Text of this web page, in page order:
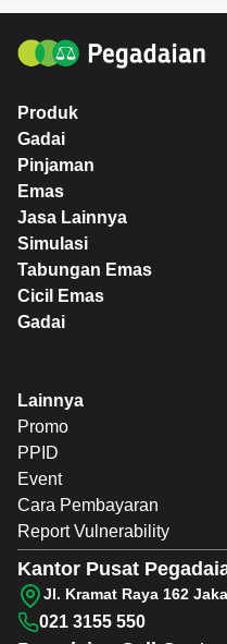
Produk
Gadai
Pinjaman
Emas
Jasa Lainnya
Simulasi
Tabungan Emas
Cicil Emas
Gadai
Lainnya
Promo
PPID
Event
Cara Pembayaran
Report Vulnerability
Kantor Pusat
Jl. Kramat Raya 162
021 3155 550